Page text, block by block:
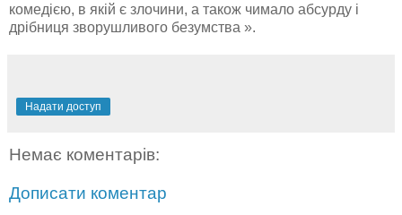
комедією, в якій є злочини, а також чимало абсурду і
дрібниця зворушливого безумства ».
Надати доступ
Немає коментарів:
Дописати коментар